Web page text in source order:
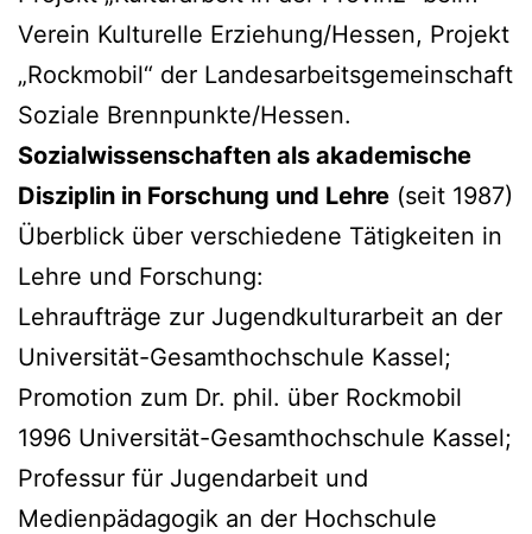
Verein Kulturelle Erziehung/Hessen, Projekt
„Rockmobil“ der Landesarbeitsgemeinschaft
Soziale Brennpunkte/Hessen.
Sozialwissenschaften als akademische
Disziplin in Forschung und Lehre (seit 1987)
Überblick über verschiedene Tätigkeiten in
Lehre und Forschung:
Lehraufträge zur Jugendkulturarbeit an der
Universität-Gesamthochschule Kassel;
Promotion zum Dr. phil. über Rockmobil
1996 Universität-Gesamthochschule Kassel;
Professur für Jugendarbeit und
Medienpädagogik an der Hochschule